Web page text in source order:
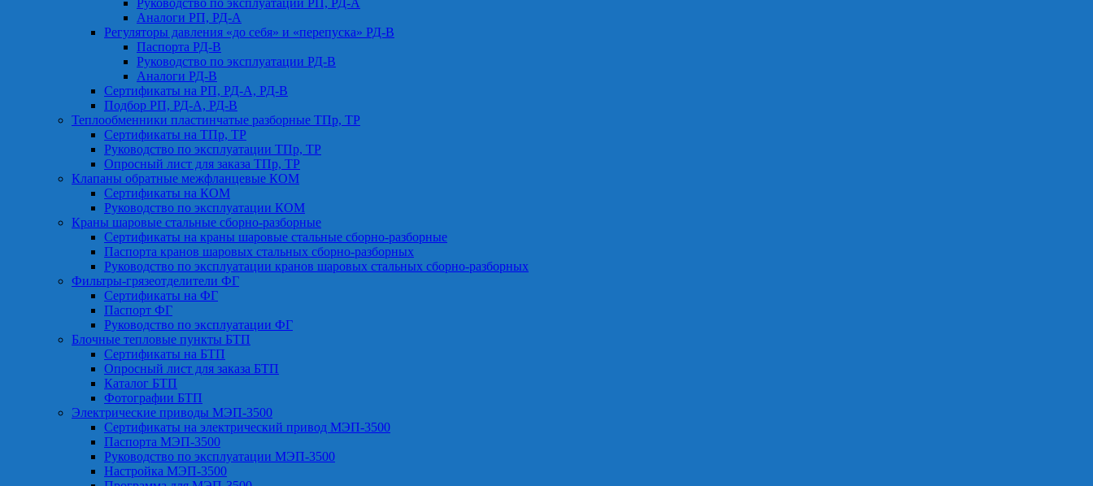
Руководство по эксплуатации РП, РД-А
Аналоги РП, РД-А
Регуляторы давления «до себя» и «перепуска» РД-В
Паспорта РД-В
Руководство по эксплуатации РД-В
Аналоги РД-В
Сертификаты на РП, РД-А, РД-В
Подбор РП, РД-А, РД-В
Теплообменники пластинчатые разборные ТПр, ТР
Сертификаты на ТПр, ТР
Руководство по эксплуатации ТПр, ТР
Опросный лист для заказа ТПр, ТР
Клапаны обратные межфланцевые КОМ
Сертификаты на КОМ
Руководство по эксплуатации КОМ
Краны шаровые стальные сборно-разборные
Сертификаты на краны шаровые стальные сборно-разборные
Паспорта кранов шаровых стальных сборно-разборных
Руководство по эксплуатации кранов шаровых стальных сборно-разборных
Фильтры-грязеотделители ФГ
Сертификаты на ФГ
Паспорт ФГ
Руководство по эксплуатации ФГ
Блочные тепловые пункты БТП
Сертификаты на БТП
Опросный лист для заказа БТП
Каталог БТП
Фотографии БТП
Электрические приводы МЭП-3500
Сертификаты на электрический привод МЭП-3500
Паспорта МЭП-3500
Руководство по эксплуатации МЭП-3500
Настройка МЭП-3500